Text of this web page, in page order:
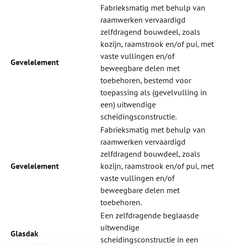
Gevelelement
Fabrieksmatig met behulp van
raamwerken vervaardigd
zelfdragend bouwdeel, zoals
kozijn, raamstrook en/of pui, met
vaste vullingen en/of
beweegbare delen met
toebehoren, bestemd voor
toepassing als (gevelvulling in
een) uitwendige
scheidingsconstructie.
Gevelelement
Fabrieksmatig met behulp van
raamwerken vervaardigd
zelfdragend bouwdeel, zoals
kozijn, raamstrook en/of pui, met
vaste vullingen en/of
beweegbare delen met
toebehoren.
Glasdak
Een zelfdragende beglaasde
uitwendige
scheidingsconstructie in een